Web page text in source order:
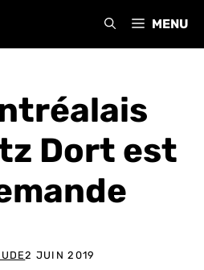
MENU
Dort est
2 JUIN 2019